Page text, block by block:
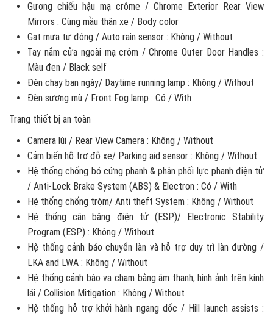
Gương chiếu hậu mạ crôme / Chrome Exterior Rear View
Mirrors : Cùng mầu thân xe / Body color
Gạt mưa tự động / Auto rain sensor : Không / Without
Tay nắm cửa ngoài mạ crôm / Chrome Outer Door Handles :
Màu đen / Black self
Đèn chạy ban ngày/ Daytime running lamp : Không / Without
Đèn sương mù / Front Fog lamp : Có / With
Trang thiết bị an toàn
Camera lùi / Rear View Camera : Không / Without
Cảm biến hỗ trợ đỗ xe/ Parking aid sensor : Không / Without
Hệ thống chống bó cứng phanh & phân phối lực phanh điện tử
/ Anti-Lock Brake System (ABS) & Electron : Có / With
Hệ thống chống trộm/ Anti theft System : Không / Without
Hệ thống cân bằng điện tử (ESP)/ Electronic Stability
Program (ESP) : Không / Without
Hệ thống cảnh báo chuyển làn và hỗ trợ duy trì làn đường /
LKA and LWA : Không / Without
Hệ thống cảnh báo va chạm bằng âm thanh, hình ảnh trên kính
lái / Collision Mitigation : Không / Without
Hệ thống hỗ trợ khởi hành ngang dốc / Hill launch assists :